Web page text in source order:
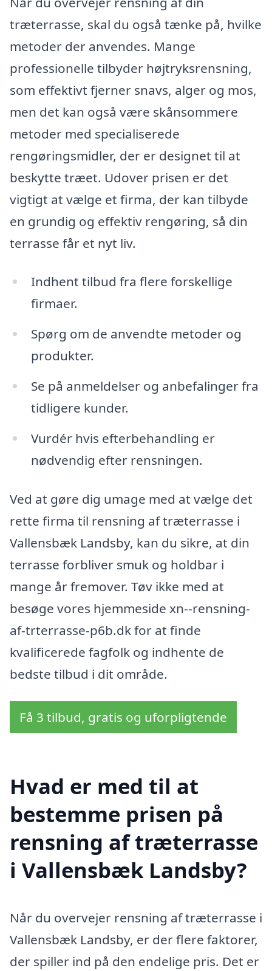
træterrasse, skal du også tænke på, hvilke
metoder der anvendes. Mange
professionelle tilbyder højtryksrensning,
som effektivt fjerner snavs, alger og mos,
men det kan også være skånsommere
metoder med specialiserede
rengøringsmidler, der er designet til at
beskytte træet. Udover prisen er det
vigtigt at vælge et firma, der kan tilbyde
en grundig og effektiv rengøring, så din
terrasse får et nyt liv.
Indhent tilbud fra flere forskellige
firmaer.
Spørg om de anvendte metoder og
produkter.
Se på anmeldelser og anbefalinger fra
tidligere kunder.
Vurdér hvis efterbehandling er
nødvendig efter rensningen.
Ved at gøre dig umage med at vælge det
rette firma til rensning af træterrasse i
Vallensbæk Landsby, kan du sikre, at din
terrasse forbliver smuk og holdbar i
mange år fremover. Tøv ikke med at
besøge vores hjemmeside xn--rensning-
af-trterrasse-p6b.dk for at finde
kvalificerede fagfolk og indhente de
bedste tilbud i dit område.
Få 3 tilbud, gratis og uforpligtende
Hvad er med til at
bestemme prisen på
rensning af træterrasse
i Vallensbæk Landsby?
Når du overvejer rensning af træterrasse i
Vallensbæk Landsby, er der flere faktorer,
der spiller ind på den endelige pris. Det er